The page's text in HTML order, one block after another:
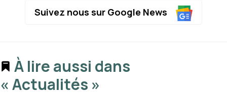
Suivez nous sur Google News
À lire aussi dans
« Actualités »